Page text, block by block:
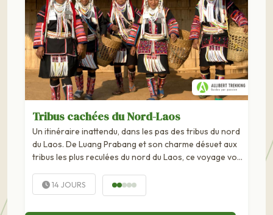
Tribus cachées du Nord-Laos
Un itinéraire inattendu, dans les pas des tribus du nord
du Laos. De Luang Prabang et son charme désuet aux
tribus les plus reculées du nord du Laos, ce voyage vous
14 JOURS